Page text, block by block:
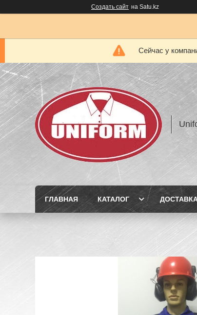
Создать сайт на Satu.kz
Сейчас у
ГЛАВНАЯ КАТАЛОГ